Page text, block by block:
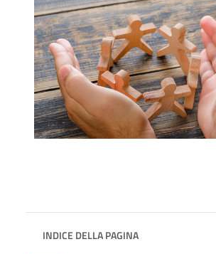
INDICE DELLA PAGINA